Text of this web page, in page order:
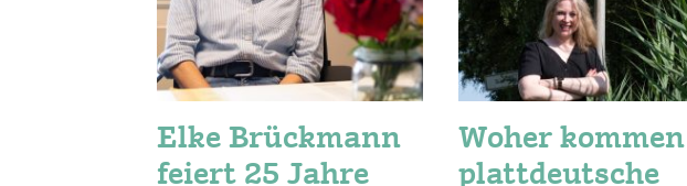
Elke Brückmann
feiert 25 Jahre
Woher kommen
plattdeutsche